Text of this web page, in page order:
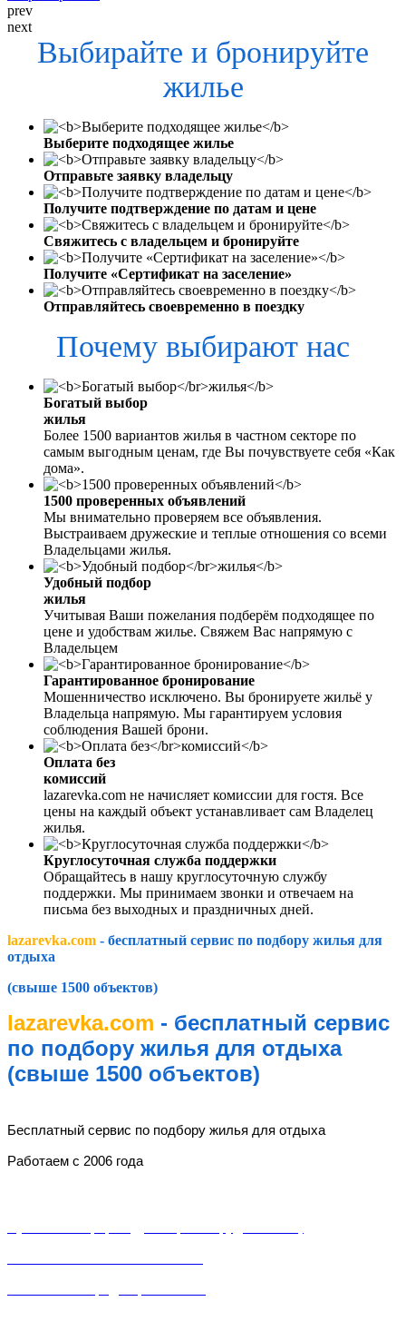
prev
next
Выбирайте и бронируйте
жилье
Выберите подходящее жилье
Отправьте заявку владельцу
Получите подтверждение по датам и цене
Свяжитесь с владельцем и бронируйте
Получите «Сертификат на заселение»
Отправляйтесь своевременно в поездку
Почему выбирают нас
Богатый выбор
жилья
Более 1500 вариантов жилья в частном секторе по
самым выгодным ценам, где Вы почувствуете себя «Как
дома».
1500 проверенных объявлений
Мы внимательно проверяем все объявления.
Выстраиваем дружеские и теплые отношения со всеми
Владельцами жилья.
Удобный подбор
жилья
Учитывая Ваши пожелания подберём подходящее по
цене и удобствам жилье. Свяжем Вас напрямую с
Владельцем
Гарантированное бронирование
Мошенничество исключено. Вы бронируете жильё у
Владельца напрямую. Мы гарантируем условия
соблюдения Вашей брони.
Оплата без
комиссий
lazarevka.com не начисляет комиссии для гостя. Все
цены на каждый объект устанавливает сам Владелец
жилья.
Круглосуточная служба поддержки
Обращайтесь в нашу круглосуточную службу
поддержки. Мы принимаем звонки и отвечаем на
письма без выходных и праздничных дней.
lazarevka.com - бесплатный сервис по подбору жилья для
отдыха
(свыше 1500 объектов)
lazarevka.com - бесплатный сервис
по подбору жилья для отдыха
(свыше 1500 объектов)
Бесплатный сервис по подбору жилья для отдыха
Работаем с 2006 года